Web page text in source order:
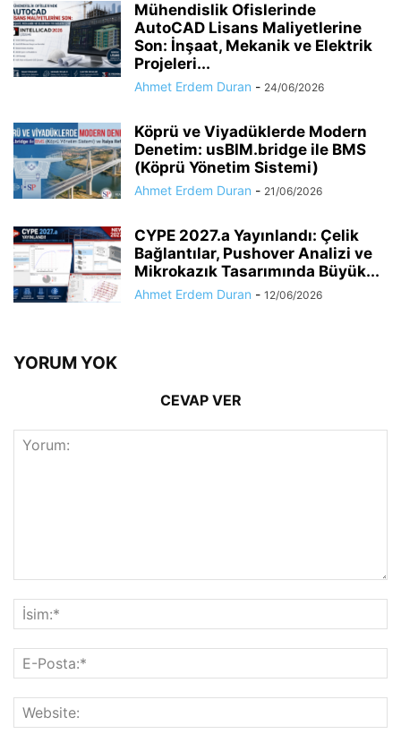
Mühendislik Ofislerinde
AutoCAD Lisans Maliyetlerine
Son: İnşaat, Mekanik ve Elektrik
Projeleri...
Ahmet Erdem Duran - 24/06/2026
Köprü ve Viyadüklerde Modern
Denetim: usBIM.bridge ile BMS
(Köprü Yönetim Sistemi)
Ahmet Erdem Duran - 21/06/2026
CYPE 2027.a Yayınlandı: Çelik
Bağlantılar, Pushover Analizi ve
Mikrokazık Tasarımında Büyük...
Ahmet Erdem Duran - 12/06/2026
YORUM YOK
CEVAP VER